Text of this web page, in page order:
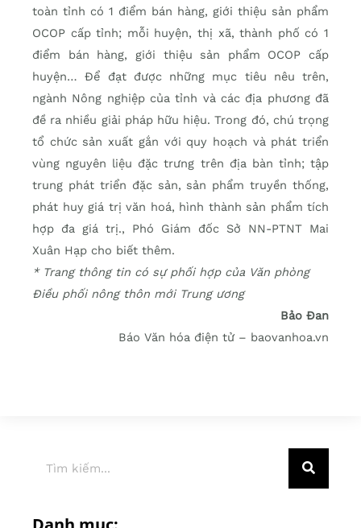
toàn tỉnh có 1 điểm bán hàng, giới thiệu sản phẩm
OCOP cấp tỉnh; mỗi huyện, thị xã, thành phố có 1
điểm bán hàng, giới thiệu sản phẩm OCOP cấp
huyện… Để đạt được những mục tiêu nêu trên,
ngành Nông nghiệp của tỉnh và các địa phương đã
đề ra nhiều giải pháp hữu hiệu. Trong đó, chú trọng
tổ chức sản xuất gắn với quy hoạch và phát triển
vùng nguyên liệu đặc trưng trên địa bàn tỉnh; tập
trung phát triển đặc sản, sản phẩm truyền thống,
phát huy giá trị văn hoá, hình thành sản phẩm tích
hợp đa giá trị., Phó Giám đốc Sở NN-PTNT Mai
Xuân Hạp cho biết thêm.
* Trang thông tin có sự phối hợp của Văn phòng
Điều phối nông thôn mới Trung ương
Bảo Đan
Báo Văn hóa điện tử – baovanhoa.vn